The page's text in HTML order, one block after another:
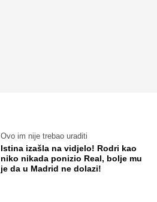
Ovo im nije trebao uraditi
Istina izašla na vidjelo! Rodri kao
niko nikada ponizio Real, bolje mu
je da u Madrid ne dolazi!